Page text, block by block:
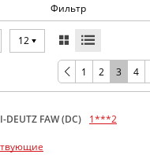
Фильтр
12
1 2 3 4
DEUTZ FAW (DC) 1***2